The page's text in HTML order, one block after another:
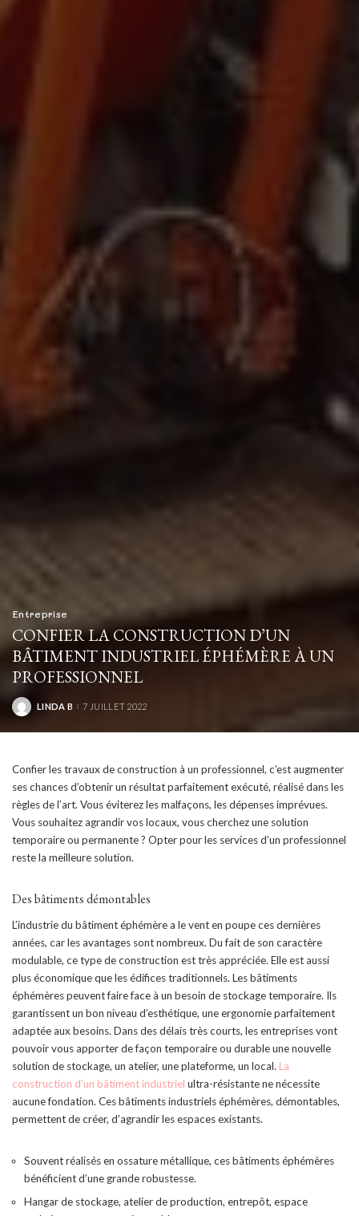
Entreprise
CONFIER LA CONSTRUCTION D’UN
BÂTIMENT INDUSTRIEL ÉPHÉMÈRE À UN
PROFESSIONNEL
POSTED
LINDA B 7 JUILLET 2022
Confier les travaux de construction à un professionnel, c’est augmenter
ses chances d’obtenir un résultat parfaitement exécuté, réalisé dans les
règles de l’art. Vous éviterez les malfaçons, les dépenses imprévues.
Vous souhaitez agrandir vos locaux, vous cherchez une solution
temporaire ou permanente ? Opter pour les services d’un professionnel
reste la meilleure solution.
Des bâtiments démontables
L’industrie du bâtiment éphémère a le vent en poupe ces dernières
années, car les avantages sont nombreux. Du fait de son caractère
modulable, ce type de construction est très appréciée. Elle est aussi
plus économique que les édifices traditionnels. Les bâtiments
éphémères peuvent faire face à un besoin de stockage temporaire. Ils
garantissent un bon niveau d’esthétique, une ergonomie parfaitement
adaptée aux besoins. Dans des délais très courts, les entreprises vont
pouvoir vous apporter de façon temporaire ou durable une nouvelle
solution de stockage, un atelier, une plateforme, un local. La
construction d’un bâtiment industriel ultra-résistante ne nécessite
aucune fondation. Ces bâtiments industriels éphémères, démontables,
permettent de créer, d’agrandir les espaces existants.
Souvent réalisés en ossature métallique, ces bâtiments éphémères
bénéficient d’une grande robustesse.
Hangar de stockage, atelier de production, entrepôt, espace